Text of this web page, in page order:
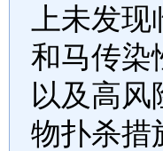
上未发
和马传染
以及高
物扑杀措